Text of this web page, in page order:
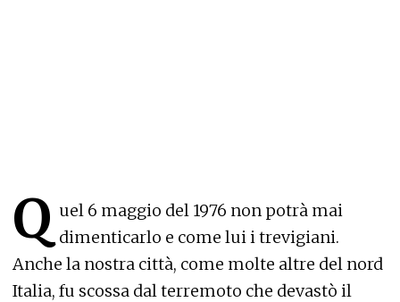
Q uel 6 maggio del 1976 non potrà mai
dimenticarlo e come lui i trevigiani.
Anche la nostra città, come molte altre del nord
Italia, fu scossa dal terremoto che devastò il